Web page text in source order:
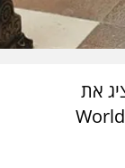
את
הקולקציה הצנועה שלהן בשבוע האופנה היוקרתי World